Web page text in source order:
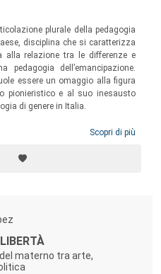
plurale della pedagogia
disciplina che si caratterizza
alla relazione tra le differenze e
pedagogia dell’emancipazione.
essere un omaggio alla figura
pionieristico e al suo inesausto
di genere in Italia.
Scopri di più
materno tra arte,